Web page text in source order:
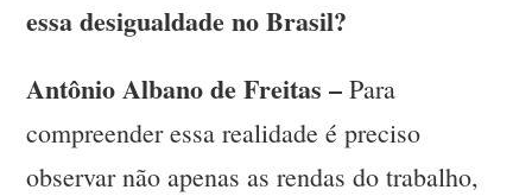
essa desigualdade no Brasil?
Antônio Albano de Freitas – Para
compreender essa realidade é preciso
observar não apenas as rendas do trabalho,